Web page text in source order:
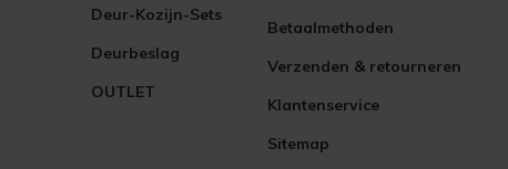
Deur-Kozijn-Sets
Deurbeslag
OUTLET
Betaalmethoden
Verzenden & retourneren
Klantenservice
Sitemap